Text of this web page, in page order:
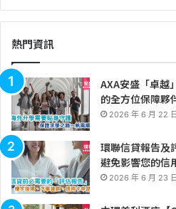
熱門資訊
AXA安盛「卓越
的全方位保障夥
2026 年 6 月 22 日
環聯信貸報告及
避免影響您的信
2026 年 6 月 23 日